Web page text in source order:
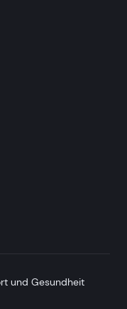
und Gesundheit